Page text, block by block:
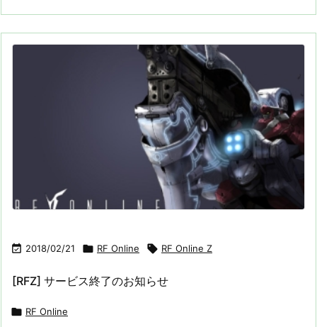
検索
 2018/02/21  RF Online  RF Online Z
[RFZ] サービス終了のお知らせ
 RF Online